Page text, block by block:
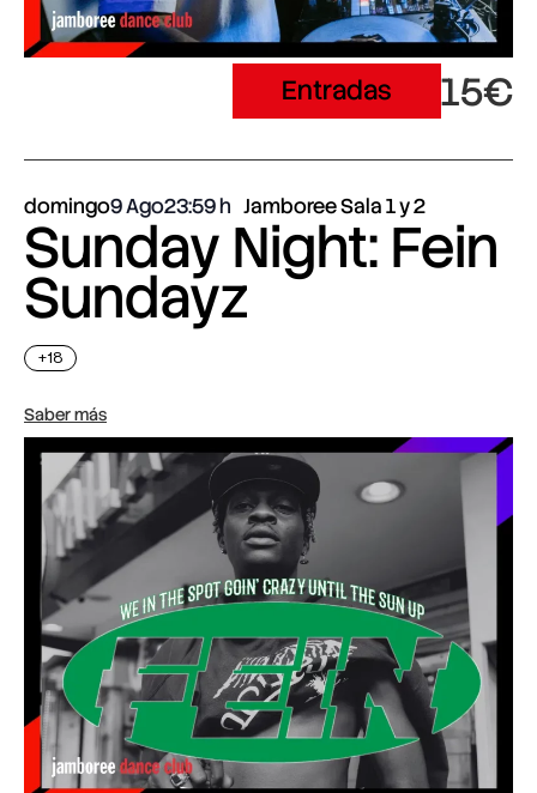
Entradas 15€
domingo9 Ago23:59 Jamboree Sala 1 y 2
Sunday Night: Fein
Sundayz
+18
Saber más